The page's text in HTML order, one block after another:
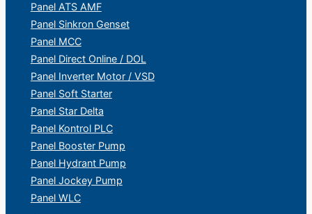
Panel ATS AMF
Panel Sinkron Genset
Panel MCC
Panel Direct Online / DOL
Panel Inverter Motor / VSD
Panel Soft Starter
Panel Star Delta
Panel Kontrol PLC
Panel Booster Pump
Panel Hydrant Pump
Panel Jockey Pump
Panel WLC